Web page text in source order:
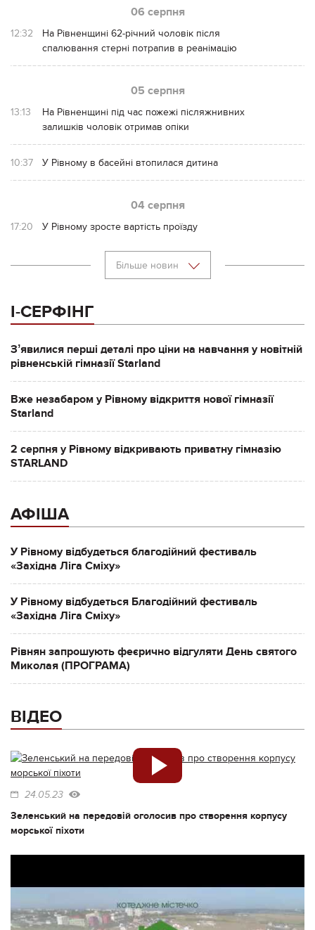
06 серпня
12:32
На Рівненщині 62-річний чоловік після
спалювання стерні потрапив в реанімацію
05 серпня
13:13
На Рівненщині під час пожежі післяжнивних
залишків чоловік отримав опіки
10:37 У Рівному в басейні втопилася дитина
04 серпня
17:20 У Рівному зросте вартість проїзду
Більше новин
І-СЕРФІНГ
Зʼявилися перші деталі про ціни на навчання у новітній
рівненській гімназії Starland
Вже незабаром у Рівному відкриття нової гімназії
Starland
2 серпня у Рівному відкривають приватну гімназію
STARLAND
АФІША
У Рівному відбудеться благодійний фестиваль
«Західна Ліга Сміху»
У Рівному відбудеться Благодійний фестиваль
«Західна Ліга Сміху»
Рівнян запрошують феєрично відгуляти День святого
Миколая (ПРОГРАМА)
ВІДЕО
24.05.23
Зеленський на передовій оголосив про створення корпусу
морської піхоти